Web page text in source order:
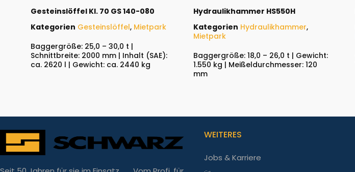
Gesteinslöffel Kl. 70 GS 140-080
Kategorien Gesteinslöffel, Mietpark
Baggergröße: 25,0 – 30,0 t |
Schnittbreite: 2000 mm | Inhalt (SAE):
ca. 2620 l | Gewicht: ca. 2440 kg
Hydraulikhammer HS550H
Kategorien Hydraulikhammer,
Mietpark
Baggergröße: 18,0 – 26,0 t | Gewicht:
1.550 kg | Meißeldurchmesser: 120
mm
WEITERES
Jobs & Karriere